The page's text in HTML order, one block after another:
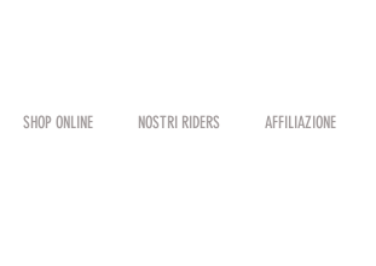
SHOP ONLINE NOSTRI RIDERS AFFILIAZIONE